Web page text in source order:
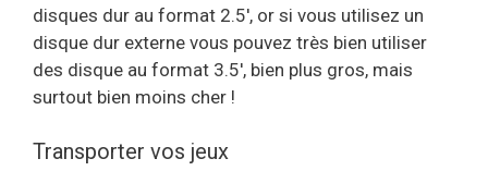
disques dur au format 2.5′, or si vous utilisez un
disque dur externe vous pouvez très bien utiliser
des disque au format 3.5′, bien plus gros, mais
surtout bien moins cher !
Transporter vos jeux